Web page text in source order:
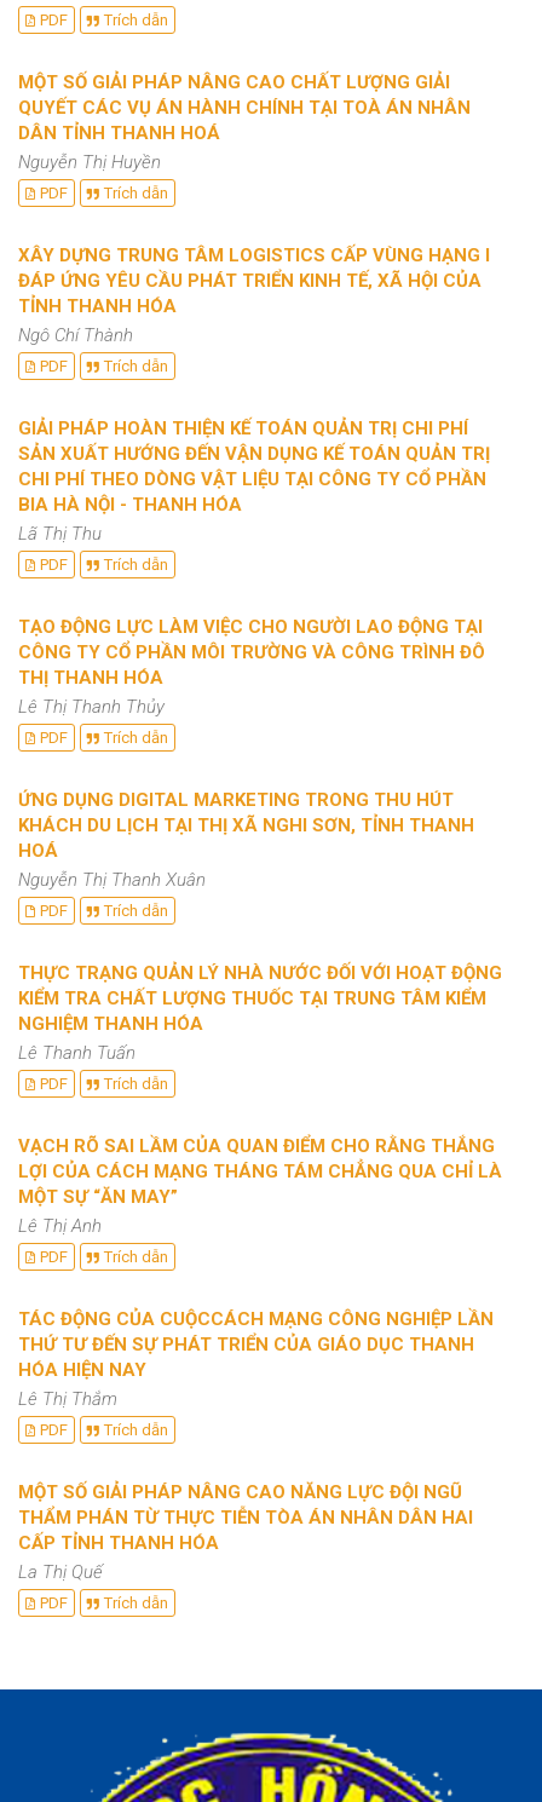
PDF Trích dẫn
MỘT SỐ GIẢI PHÁP NÂNG CAO CHẤT LƯỢNG GIẢI
QUYẾT CÁC VỤ ÁN HÀNH CHÍNH TẠI TOÀ ÁN NHÂN
DÂN TỈNH THANH HOÁ
Nguyễn Thị Huyền
PDF Trích dẫn
XÂY DỰNG TRUNG TÂM LOGISTICS CẤP VÙNG HẠNG I
ĐÁP ỨNG YÊU CẦU PHÁT TRIỂN KINH TẾ, XÃ HỘI CỦA
TỈNH THANH HÓA
Ngô Chí Thành
PDF Trích dẫn
GIẢI PHÁP HOÀN THIỆN KẾ TOÁN QUẢN TRỊ CHI PHÍ
SẢN XUẤT HƯỚNG ĐẾN VẬN DỤNG KẾ TOÁN QUẢN TRỊ
CHI PHÍ THEO DÒNG VẬT LIỆU TẠI CÔNG TY CỔ PHẦN
BIA HÀ NỘI - THANH HÓA
Lã Thị Thu
PDF Trích dẫn
TẠO ĐỘNG LỰC LÀM VIỆC CHO NGƯỜI LAO ĐỘNG TẠI
CÔNG TY CỔ PHẦN MÔI TRƯỜNG VÀ CÔNG TRÌNH ĐÔ
THỊ THANH HÓA
Lê Thị Thanh Thủy
PDF Trích dẫn
ỨNG DỤNG DIGITAL MARKETING TRONG THU HÚT
KHÁCH DU LỊCH TẠI THỊ XÃ NGHI SƠN, TỈNH THANH
HOÁ
Nguyễn Thị Thanh Xuân
PDF Trích dẫn
THỰC TRẠNG QUẢN LÝ NHÀ NƯỚC ĐỐI VỚI HOẠT ĐỘNG
KIỂM TRA CHẤT LƯỢNG THUỐC TẠI TRUNG TÂM KIỂM
NGHIỆM THANH HÓA
Lê Thanh Tuấn
PDF Trích dẫn
VẠCH RÕ SAI LẦM CỦA QUAN ĐIỂM CHO RẰNG THẮNG
LỢI CỦA CÁCH MẠNG THÁNG TÁM CHẲNG QUA CHỈ LÀ
MỘT SỰ “ĂN MAY”
Lê Thị Anh
PDF Trích dẫn
TÁC ĐỘNG CỦA CUỘCCÁCH MẠNG CÔNG NGHIỆP LẦN
THỨ TƯ ĐẾN SỰ PHÁT TRIỂN CỦA GIÁO DỤC THANH
HÓA HIỆN NAY
Lê Thị Thắm
PDF Trích dẫn
MỘT SỐ GIẢI PHÁP NÂNG CAO NĂNG LỰC ĐỘI NGŨ
THẨM PHÁN TỪ THỰC TIỄN TÒA ÁN NHÂN DÂN HAI
CẤP TỈNH THANH HÓA
La Thị Quế
PDF Trích dẫn